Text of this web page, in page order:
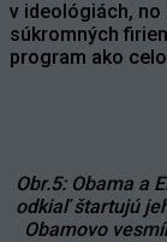
v ideológiách,
súkromných
program ako
Obr.5: Obama a
odkiaľ štartujú
Obamovo